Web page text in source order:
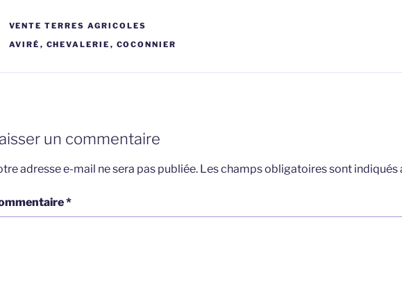
CATÉGORIES
VENTE TERRES AGRICOLES
ÉTIQUETTES
AVIRÉ , CHEVALERIE , COCONNIER
un commentaire
adresse e-mail ne sera pas publiée. Les champs obligatoires sont indiqués
*